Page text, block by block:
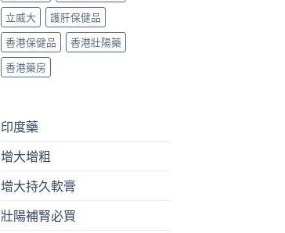
立威大
護肝保健品
香港保健品
香港壯陽藥
香港藥房
印度藥
增大增粗
增大持久軟膏
壯陽補腎必買